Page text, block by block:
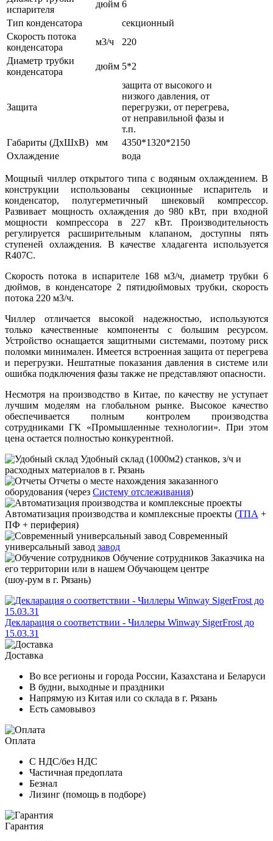
испарителя
дюйм 6
Тип конденсатора
секционный
Скорость потока
конденсатора
м3/ч
220
Диаметр трубки
конденсатора
дюйм 5*2
Защита
защита от высокого и
низкого давления, от
перегрузки, от перегрева,
от неправильной фазы и
т.п.
Габариты (ДхШхВ)
мм
4350*1320*2150
Охлаждение
вода
Мощный чиллер открытого типа с водяным охлаждением. В
конструкции использованы секционные испаритель и
конденсатор, полугерметичный шнековый компрессор.
Развивает мощность охлаждения до 980 кВт, при входной
мощности компрессора в 227 кВт. Производительность
регулируется расширительным клапаном, доступны пять
ступеней охлаждения. В качестве хладагента используется
R407C.
Скорость потока в испарителе 168 м3/ч, диаметр трубки 6
дюймов, в конденсаторе 2 пятидюймовых трубки, скорость
потока 220 м3/ч.
Чиллер отличается высокой надежностью, используются
только качественные компоненты с большим ресурсом.
Устройство оснащается защитными системами, поэтому риск
поломки минимален. Имеется встроенная защита от перегрева
и перегрузки. Нештатные показания давления в системе или
ошибка подключения фазы также не представляют опасности.
Несмотря на производство в Китае, по качеству не уступает
лучшим моделям на глобальном рынке. Высокое качество
обеспечивается полным контролем производства
сотрудниками ГК «Промышленные технологии». При этом
цена остается полностью конкурентной.
Удобный склад (1000м2) станков, з/ч и
расходных материалов в г. Рязань
Отчеты о месте нахождения заказанного
оборудования (через Систему отслеживания)
Автоматизация производства и комплексные проекты (ТПА +
ПФ + периферия)
Современный
универсальный завод завод
Обучение сотрудников Заказчика на
его территории или в нашем Обучающем центре
(шоу-рум в г. Рязань)
Декларация о соответствии - Чиллеры Winway SigerFrost до
15.03.31
Доставка
Во все регионы и города России, Казахстана и Беларуси
В будни, выходные и праздники
Напрямую из Китая или со склада в г. Рязань
Есть самовывоз
Оплата
С НДС/без НДС
Частичная предоплата
Безнал
Лизинг (помощь в подборе)
Гарантия